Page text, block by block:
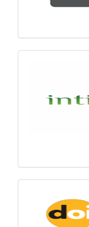
Zenodo-
DOI